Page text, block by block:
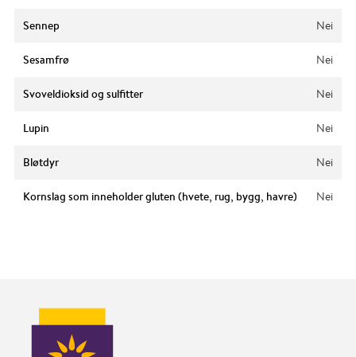
Sennep Nei
Sesamfrø Nei
Svoveldioksid og sulfitter Nei
Lupin Nei
Bløtdyr Nei
Kornslag som inneholder gluten (hvete, rug, bygg, havre) Nei